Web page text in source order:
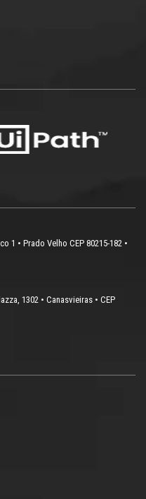
1 • Prado Velho CEP 80215-182 •
1302 • Canasvieiras • CEP